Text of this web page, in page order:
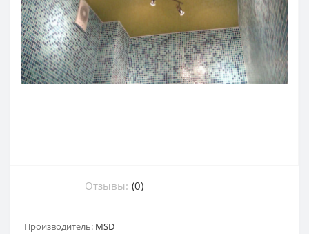
Отзывы: (0)
Производитель: MSD